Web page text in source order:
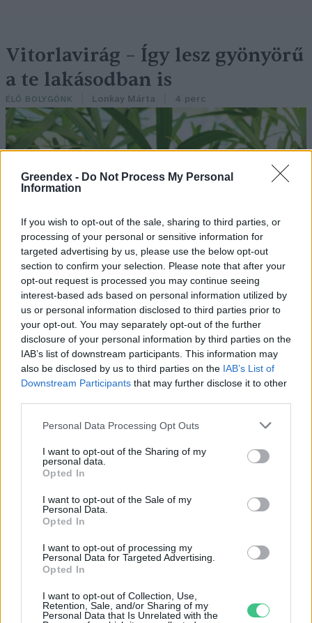
Greendex - Do Not Process My Personal
Information
If you wish to opt-out of the sale, sharing to third parties, or
processing of your personal or sensitive information for
targeted advertising by us, please use the below opt-out
section to confirm your selection. Please note that after your
opt-out request is processed you may continue seeing
interest-based ads based on personal information utilized by
us or personal information disclosed to third parties prior to
your opt-out. You may separately opt-out of the further
disclosure of your personal information by third parties on the
IAB’s list of downstream participants. This information may
also be disclosed by us to third parties on the IAB’s List of
Downstream Participants that may further disclose it to other
Personal Data Processing Opt Outs
I want to opt-out of the Sharing of my
personal data.
Opted In
I want to opt-out of the Sale of my
Personal Data.
Opted In
I want to opt-out of processing my
Personal Data for Targeted Advertising.
Opted In
I want to opt-out of Collection, Use,
Retention, Sale, and/or Sharing of my
Personal Data that Is Unrelated with the
Vitorlavirág – Így lesz gyönyörű
a te lakásodban is
ÉLŐ BOLYGÓNK Lonkay Márta 4 perc
A vitorlavirág ideális szobanövény, hiszen kiválóan tűri a meleget
hétvégén a közönséget a 160 éves
Fővárosi Állatkert
ÉLŐ BOLYGÓNK
Szedd magad őszibarack: itt vannak
a legjobb lelőhelyek!